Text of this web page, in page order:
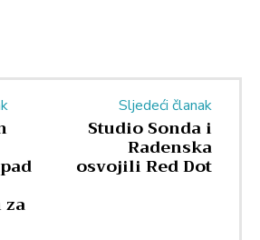
za
Sljedeći članak
Studio Sonda i
Radenska
osvojili Red Dot